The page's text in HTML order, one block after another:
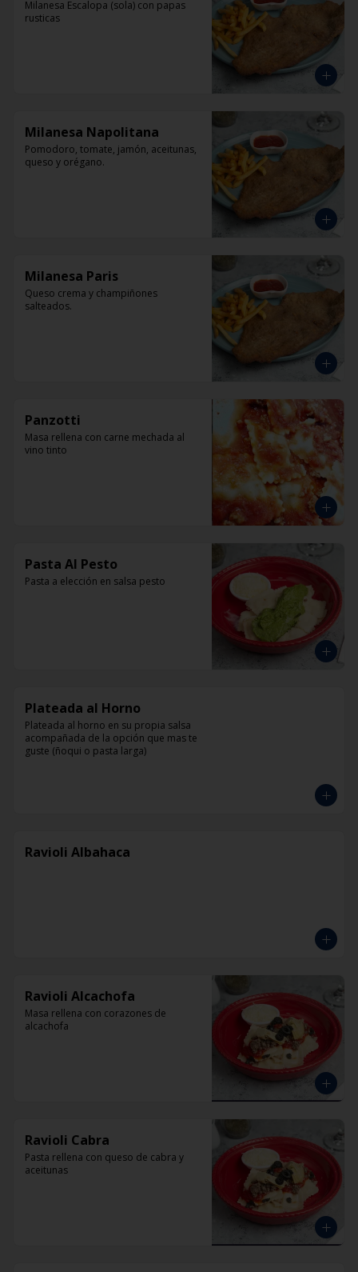
Milanesa Escalopa (sola) con papas
rusticas
Milanesa Napolitana
Pomodoro, tomate, jamón, aceitunas,
queso y orégano.
Milanesa Paris
Queso crema y champiñones
salteados.
Panzotti
Masa rellena con carne mechada al
vino tinto
Pasta Al Pesto
Pasta a elección en salsa pesto
Plateada al Horno
Plateada al horno en su propia salsa
acompañada de la opción que mas te
guste (ñoqui o pasta larga)
Ravioli Albahaca
Ravioli Alcachofa
Masa rellena con corazones de
alcachofa
Ravioli Cabra
Pasta rellena con queso de cabra y
aceitunas